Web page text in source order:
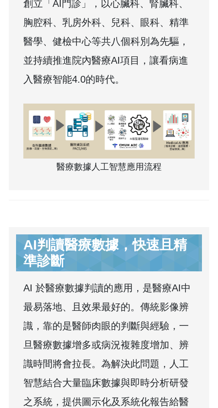
創立「AI門診」，以心臟科、腎臟科、
胸腔科、乳房外科、兒科、眼科、精準
醫學、健檢中心等共八個科別為先驅，
並持續推進院內醫療AI項目，讓看病進
入醫療智能4.0的時代。
醫療數據人工智慧應用流程
AI判讀醫療數據，快速且精
準診斷
AI 於醫療數據判讀的應用，是醫療AI中
最易落地、且效果最好的。傳統影像辨
識，靠的是醫師肉眼的判斷與經驗，一
旦醫療數據增多或病況複雜度增加、辨
識時間將會拉長。為解決此問題，人工
智慧結合大量臨床數據與即時分析研發
之系統，提供圖示化及系統化報告給醫